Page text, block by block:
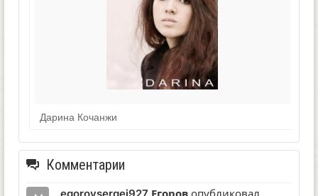
Дарина Кочанжи
Комментарии